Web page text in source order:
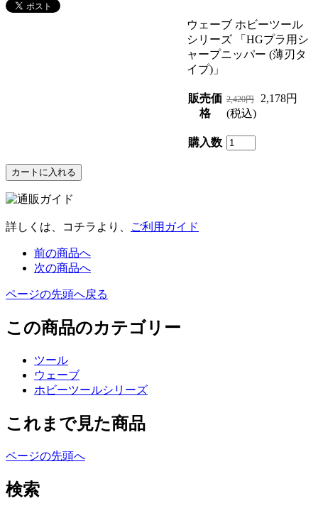
ウェーブ ホビーツール
シリーズ 「HGプラ用シ
ャープニッパー (薄刃タ
イプ)」
販売価
格
2,420円
2,178円
(税込)
購入数
詳しくは、コチラより、 ご利用ガイド
前の商品へ
次の商品へ
ページの先頭へ戻る
この商品のカテゴリー
ツール
ウェーブ
ホビーツールシリーズ
これまで見た商品
ページの先頭へ
検索